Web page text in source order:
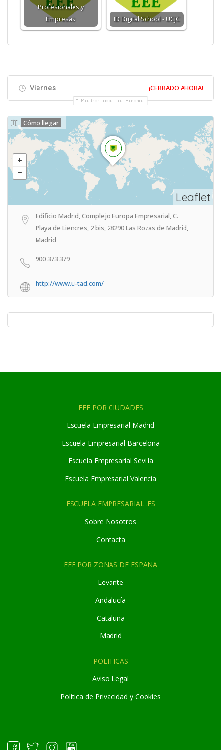
Profesionales y
Empresas
ID Digital School - UCJC
Viernes ¡CERRADO AHORA!
Mostrar Todos Los Horarios
Leaflet
Cómo llegar
Edificio Madrid, Complejo Europa Empresarial, C.
Playa de Liencres, 2 bis, 28290 Las Rozas de Madrid,
Madrid
900 373 379
http://www.u-tad.com/
EEE POR CIUDADES
Escuela Empresarial Madrid
Escuela Empresarial Barcelona
Escuela Empresarial Sevilla
Escuela Empresarial Valencia
ESCUELA EMPRESARIAL .ES
Sobre Nosotros
Contacta
EEE POR ZONAS DE ESPAÑA
Levante
Andalucía
Cataluña
Madrid
POLITICAS
Aviso Legal
Politica de Privacidad y Cookies